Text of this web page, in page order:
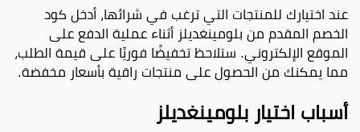
عند اختيارك للمنتجات التي ترغب في شرائها، أدخل كود
الخصم المقدم من بلومينغديلز أثناء عملية الدفع على
الموقع الإلكتروني. ستلاحظ تخفيضًا فوريًا على قيمة الطلب،
مما يمكنك من الحصول على منتجات راقية بأسعار مخفضة.
أسباب اختيار بلومينغديلز